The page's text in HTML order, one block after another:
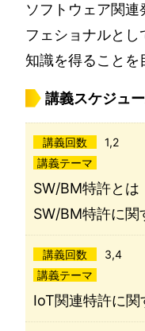
ソフトウェア関連
フェショナルと
知識を得ることを
講義スケジュ
講義回数
1,2
講義テーマ
SW/BM特許とは
SW/BM特許に関
講義回数
3,4
講義テーマ
IoT関連特許に関